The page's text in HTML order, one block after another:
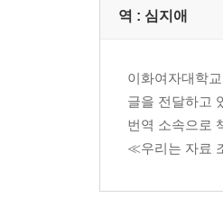
역 : 심지애
이화여자대학
글을 전달하고
번역 소속으로
≪우리는 자료